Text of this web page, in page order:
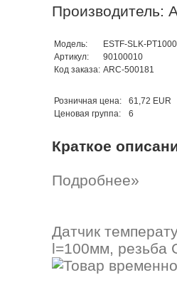
Производитель:
Модель:
ESTF-SLK-
Артикул:
90100010
Код заказа: ARC-500181
Розничная цена:
61,72 EUR
Ценовая группа:
6
Краткое
Подробнее»
Датчик
l=100мм, резьба